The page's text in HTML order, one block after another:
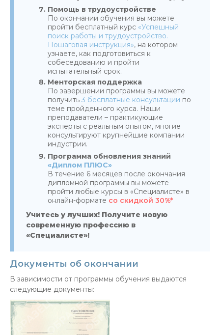
Помощь в трудоустройстве
По окончании обучения вы можете
пройти бесплатный курс «Успешный
поиск работы и трудоустройство.
Пошаговая инструкция», на котором
узнаете, как подготовиться к
собеседованию и пройти
испытательный срок.
Менторская поддержка
По завершении программы вы можете
получить 3 бесплатные консультации по
теме пройденного курса. Наши
преподаватели – практикующие
эксперты с реальным опытом, многие
консультируют крупнейшие компании
индустрии.
Программа обновления знаний
«Диплом ПЛЮС»
В течение 6 месяцев после окончания
дипломной программы вы можете
пройти любые курсы в «Специалисте» в
онлайн-формате со скидкой 30%*
Учитесь у лучших! Получите новую
современную профессию в
«Специалисте»!
Документы об окончании
В зависимости от программы обучения выдаются
следующие документы: